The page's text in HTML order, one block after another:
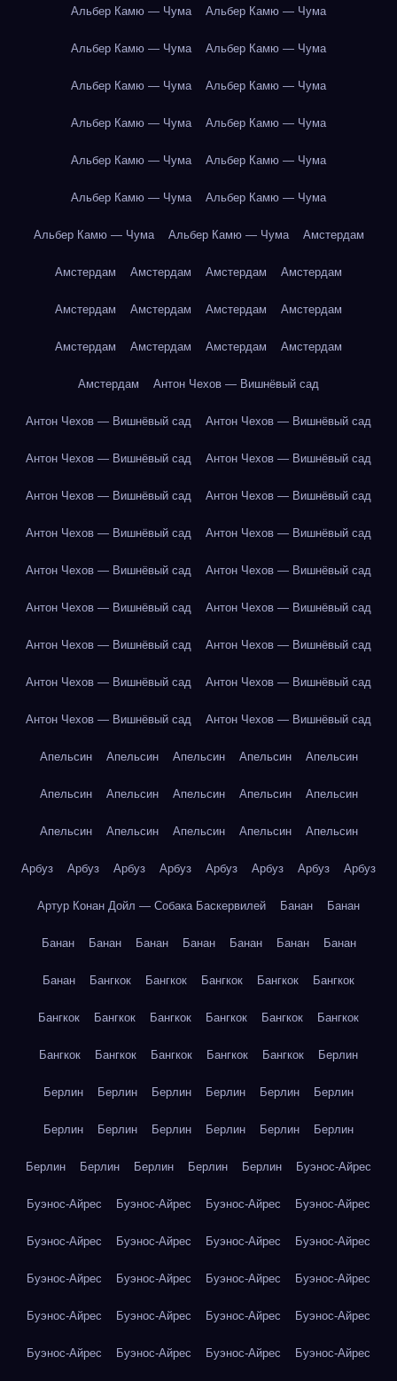
Альбер Камю — Чума Альбер Камю — Чума
Альбер Камю — Чума Альбер Камю — Чума
Альбер Камю — Чума Альбер Камю — Чума
Альбер Камю — Чума Альбер Камю — Чума
Альбер Камю — Чума Альбер Камю — Чума
Альбер Камю — Чума Альбер Камю — Чума
Альбер Камю — Чума Альбер Камю — Чума Амстердам
Амстердам Амстердам Амстердам Амстердам
Амстердам Амстердам Амстердам Амстердам
Амстердам Амстердам Амстердам Амстердам
Амстердам Антон Чехов — Вишнёвый сад
Антон Чехов — Вишнёвый сад Антон Чехов — Вишнёвый сад
Антон Чехов — Вишнёвый сад Антон Чехов — Вишнёвый сад
Антон Чехов — Вишнёвый сад Антон Чехов — Вишнёвый сад
Антон Чехов — Вишнёвый сад Антон Чехов — Вишнёвый сад
Антон Чехов — Вишнёвый сад Антон Чехов — Вишнёвый сад
Антон Чехов — Вишнёвый сад Антон Чехов — Вишнёвый сад
Антон Чехов — Вишнёвый сад Антон Чехов — Вишнёвый сад
Антон Чехов — Вишнёвый сад Антон Чехов — Вишнёвый сад
Антон Чехов — Вишнёвый сад Антон Чехов — Вишнёвый сад
Апельсин Апельсин Апельсин Апельсин Апельсин
Апельсин Апельсин Апельсин Апельсин Апельсин
Апельсин Апельсин Апельсин Апельсин Апельсин
Арбуз Арбуз Арбуз Арбуз Арбуз Арбуз Арбуз Арбуз
Артур Конан Дойл — Собака Баскервилей Банан Банан
Банан Банан Банан Банан Банан Банан Банан
Банан Бангкок Бангкок Бангкок Бангкок Бангкок
Бангкок Бангкок Бангкок Бангкок Бангкок Бангкок
Бангкок Бангкок Бангкок Бангкок Бангкок Берлин
Берлин Берлин Берлин Берлин Берлин Берлин
Берлин Берлин Берлин Берлин Берлин Берлин
Берлин Берлин Берлин Берлин Берлин Буэнос-Айрес
Буэнос-Айрес Буэнос-Айрес Буэнос-Айрес Буэнос-Айрес
Буэнос-Айрес Буэнос-Айрес Буэнос-Айрес Буэнос-Айрес
Буэнос-Айрес Буэнос-Айрес Буэнос-Айрес Буэнос-Айрес
Буэнос-Айрес Буэнос-Айрес Буэнос-Айрес Буэнос-Айрес
Буэнос-Айрес Буэнос-Айрес Буэнос-Айрес Буэнос-Айрес